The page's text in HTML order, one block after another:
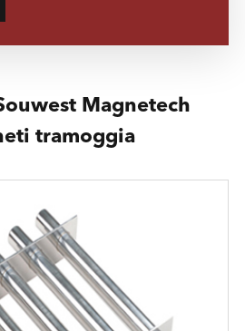
Magnetech
tramoggia